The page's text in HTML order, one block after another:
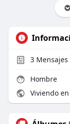
3Mensajes
Hombre
Viviendo